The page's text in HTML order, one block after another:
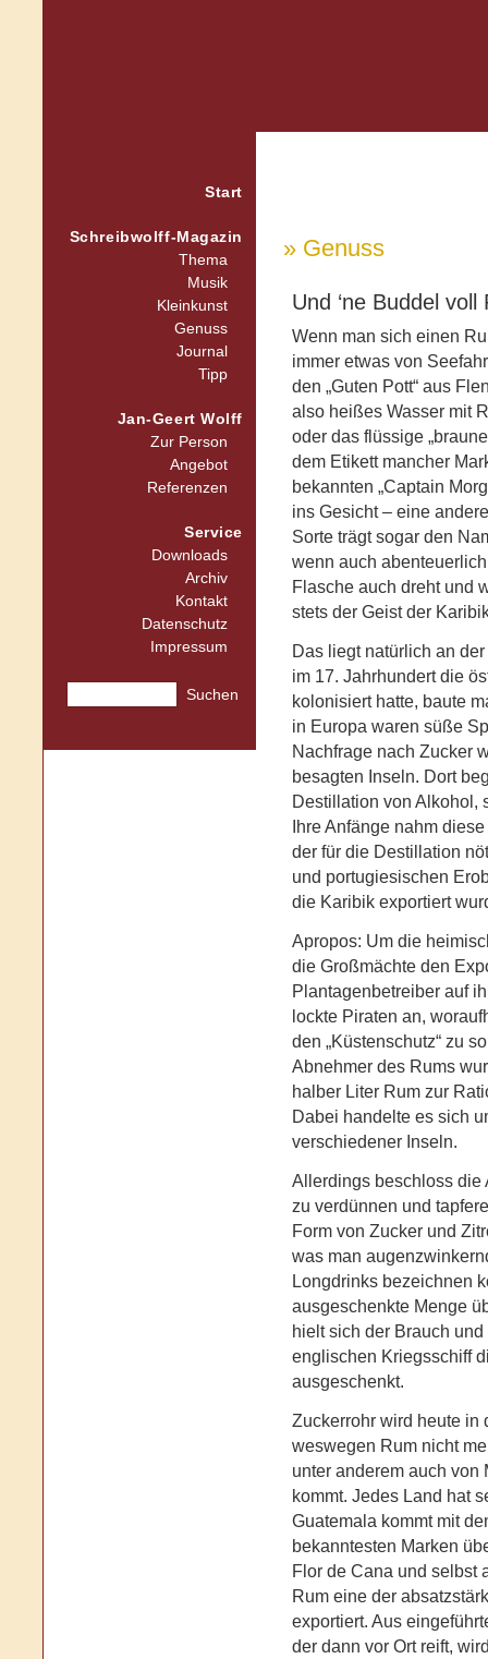
Start
Schreibwolff-Magazin
Thema
Musik
Kleinkunst
Genuss
Journal
Tipp
Jan-Geert Wolff
Zur Person
Angebot
Referenzen
Service
Downloads
Archiv
Kontakt
Datenschutz
Impressum
Suchen
» Genuss
Und ‘ne Buddel voll
Wenn man sich einen
immer etwas von
den „Guten Pott“ aus
also heißes Wasser mit
oder das flüssige
dem Etikett mancher
bekannten „Captain
ins Gesicht – eine
Sorte trägt sogar den
wenn auch
Flasche auch dreht und
stets der Geist der
Das liegt natürlich an
im 17. Jahrhundert die
kolonisiert hatte, baute
in Europa waren süße
Nachfrage nach Zucker
besagten Inseln. Dort
Destillation von Alkohol,
Ihre Anfänge nahm
der für die Destillation
und portugiesischen
die Karibik exportiert
Apropos: Um die
die Großmächte den
Plantagenbetreiber auf
lockte Piraten an,
den „Küstenschutz“ zu
Abnehmer des Rums
halber Liter Rum zur
Dabei handelte es sich
verschiedener Inseln.
Allerdings beschloss die
zu verdünnen und
Form von Zucker und
was man
Longdrinks bezeichnen
ausgeschenkte Menge
hielt sich der Brauch
englischen Kriegsschiff
ausgeschenkt.
Zuckerrohr wird heute in
weswegen Rum nicht
unter anderem auch
kommt. Jedes Land hat
Guatemala kommt mit
bekanntesten Marken
Flor de Cana und selbst
Rum eine der
exportiert. Aus
der dann vor Ort reift,